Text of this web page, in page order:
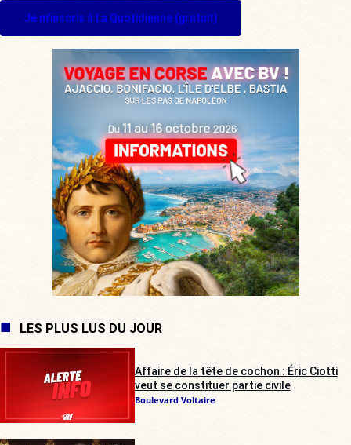
Je m'inscris à La Quotidienne (gratuit)
LES PLUS LUS DU JOUR
Affaire de la tête de cochon : Éric Ciotti
veut se constituer partie civile
Boulevard Voltaire